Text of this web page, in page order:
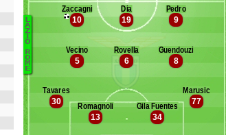
Pizzignacco
Vignato
Petagna
Banc des remplaçantsLazio Rome
Furlanetto
Mandas
Lazzari
Dele-Bashiru
L
A
Z
I
O
R
O
M
E
34
Gila Fuentes
13
Romagnoli 77
Marusic
30
Tavares
8
Guendouzi
6
Rovella
5
Vecino
9
Pedro
19
Dia
10
Zaccagni